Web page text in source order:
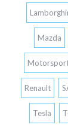
Mazda
Renault
Tesla